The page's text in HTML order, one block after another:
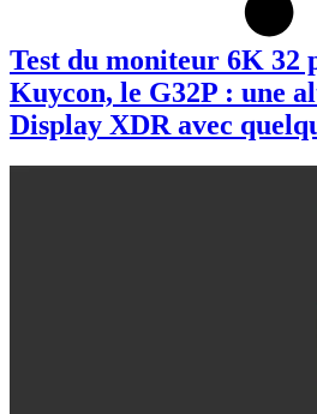
Test du moniteur 6K 32
Kuycon, le G32P : une
Display XDR avec